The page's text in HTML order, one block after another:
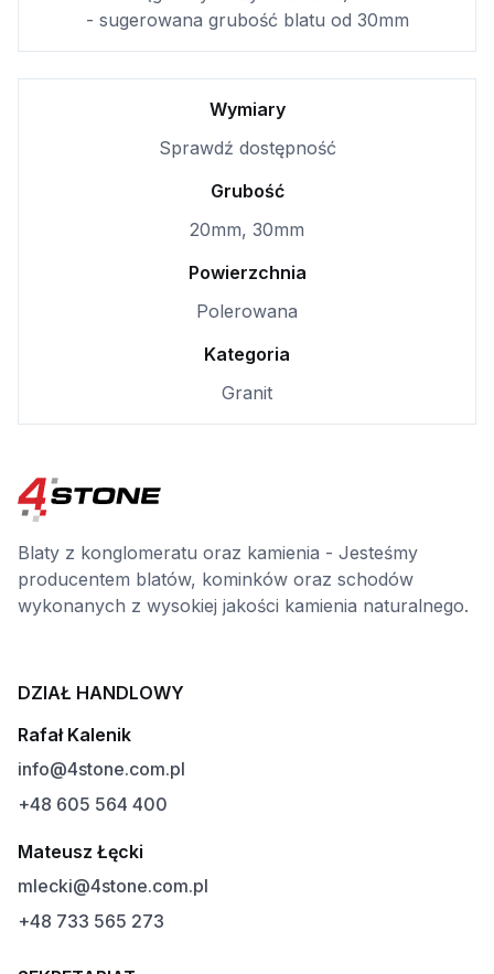
- sugerowana grubość blatu od 30mm
Wymiary
Sprawdź dostępność
Grubość
20mm, 30mm
Powierzchnia
Polerowana
Kategoria
Granit
Blaty z konglomeratu oraz kamienia - Jesteśmy
producentem blatów, kominków oraz schodów
wykonanych z wysokiej jakości kamienia naturalnego.
DZIAŁ HANDLOWY
Rafał Kalenik
info@4stone.com.pl
+48 605 564 400
Mateusz Łęcki
mlecki@4stone.com.pl
+48 733 565 273